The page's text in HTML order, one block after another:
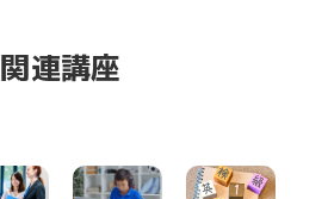
関連講座